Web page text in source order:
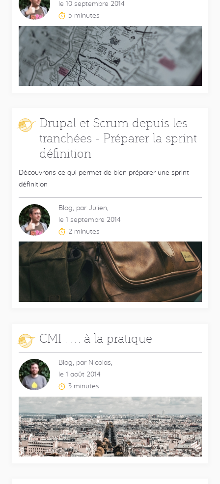
le 10 septembre 2014
Temps
de
lecture
estimé
:
5 minutes
Drupal et Scrum depuis les
tranchées - Préparer la sprint
définition
Découvrons ce qui permet de bien préparer une sprint
définition
Blog, par Julien,
le 1 septembre 2014
Temps
de
lecture
2 minutes
CMI : ... à la pratique
Blog, par Nicolas,
le 1 août 2014
Temps
de
lecture
estimé
:
3 minutes